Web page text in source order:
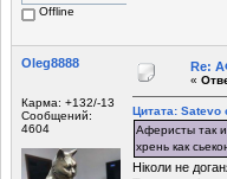
Offline
Oleg8888
Карма: +132/-13
Сообщений:
4604
Re:
«
Цитата: Satevo
Аферисты так
хрень как
Ніколи не